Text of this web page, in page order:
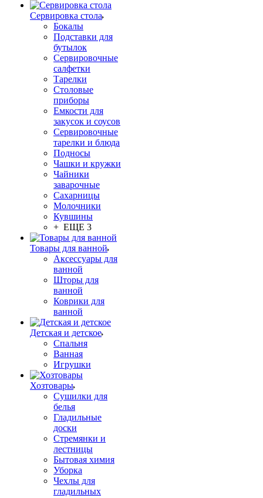
Сервировка стола
Бокалы
Подставки для
бутылок
Сервировочные
салфетки
Тарелки
Столовые
приборы
Емкости для
закусок и соусов
Сервировочные
тарелки и блюда
Подносы
Чашки и кружки
Чайники
заварочные
Сахарницы
Молочники
Кувшины
+ ЕЩЕ 3
Товары для ванной
Аксессуары для
ванной
Шторы для
ванной
Коврики для
ванной
Детская и детское
Спальня
Ванная
Игрушки
Хозтовары
Сушилки для
белья
Гладильные
доски
Стремянки и
лестницы
Бытовая химия
Уборка
Чехлы для
гладильных